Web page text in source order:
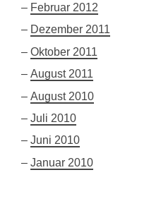
Februar 2012
Dezember 2011
Oktober 2011
August 2011
August 2010
Juli 2010
Juni 2010
Januar 2010